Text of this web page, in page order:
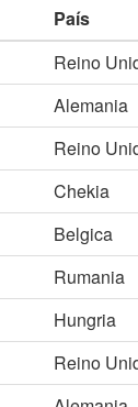
País
Reino
Alemania
Reino
Chekia
Belgica
Rumania
Hungria
Reino